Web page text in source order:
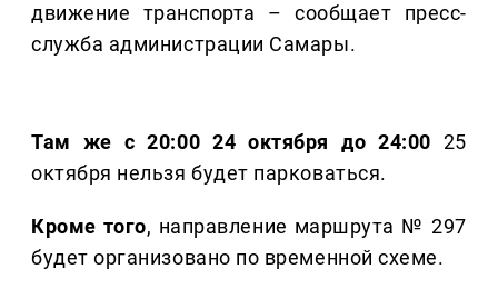
движение транспорта – сообщает пресс-
служба администрации Самары.
Там же с 20:00 24 октября до 24:00 25
октября нельзя будет парковаться.
Кроме того, направление маршрута № 297
будет организовано по временной схеме.